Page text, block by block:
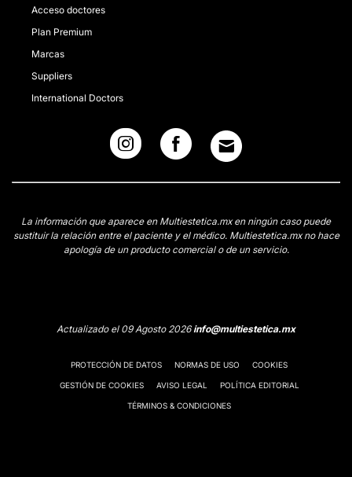
Acceso doctores
Plan Premium
Marcas
Suppliers
International Doctors
La información que aparece en Multiestetica.mx en ningún caso puede
sustituir la relación entre el paciente y el médico. Multiestetica.mx no hace
apología de un producto comercial o de un servicio.
Actualizado el 09 Agosto 2026info@multiestetica.mx
PROTECCIÓN DE DATOS NORMAS DE USO COOKIES
GESTIÓN DE COOKIES AVISO LEGAL POLÍTICA EDITORIAL
TÉRMINOS & CONDICIONES